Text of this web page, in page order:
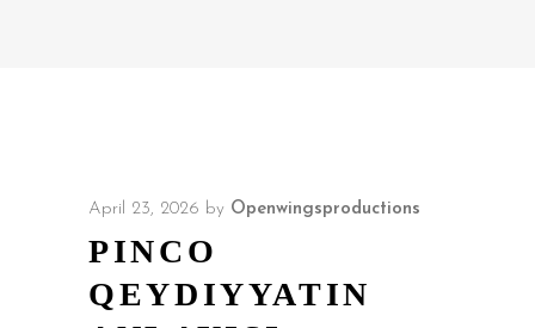
April 23, 2026 by Openwingsproductions
PINCO
QEYDIYYATIN